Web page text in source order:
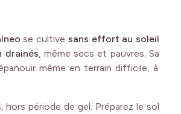
se cultive sans effort au soleil
drainés, même secs et pauvres. Sa
même en terrain difficile, à
, hors période de gel. Préparez le sol